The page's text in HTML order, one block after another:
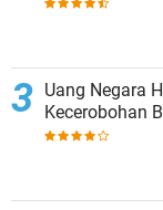
Uang Negara
Kecerobohan